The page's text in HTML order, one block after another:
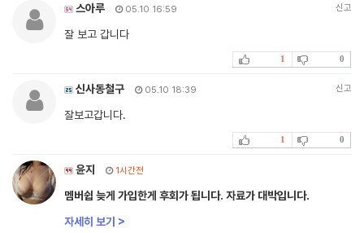
스아루 05.10 16:59 신고
잘 보고 갑니다
1 0
신사동철구 05.10 18:39 신고
잘보고갑니다.
1 0
윤지 1시간전
멤버쉽 늦게 가입한게 후회가 됩니다. 자료가 대박입니다.
자세히 보기 >